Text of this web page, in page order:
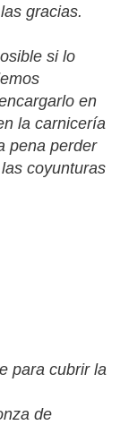
gracias.
si lo
en
la carnicería
pena perder
coyunturas
para cubrir la
de